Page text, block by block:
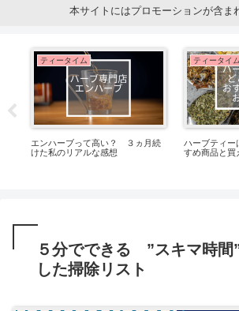
本サイトにはプロモーションが含ま
ティータイム
エンハーブって高い？ ３ヵ月続
けた私のリアルな感想
ティータイム
ハーブティー
すめ商品と買
５分でできる ”スキマ時
した掃除リスト